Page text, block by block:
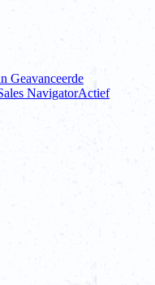
Geavanceerde
NavigatorActief